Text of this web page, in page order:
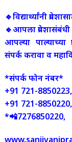
🔹विद्यार्थ्यांनी
🔹आपला
आपल्या पाल्याच्या
संपर्क करावा व
*संपर्क फोन नंबर*
+91 721-8850223,
+91 721-8850220,
*📲7276850220,